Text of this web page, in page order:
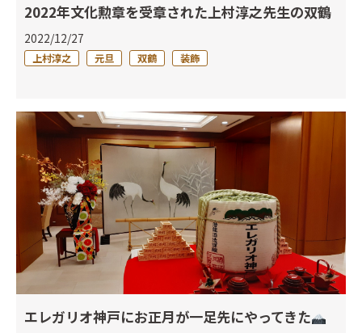
2022年文化勲章を受章された上村淳之先生の双鶴
2022/12/27
上村淳之 元旦 双鶴 装飾
エレガリオ神戸にお正月が一足先にやってきた